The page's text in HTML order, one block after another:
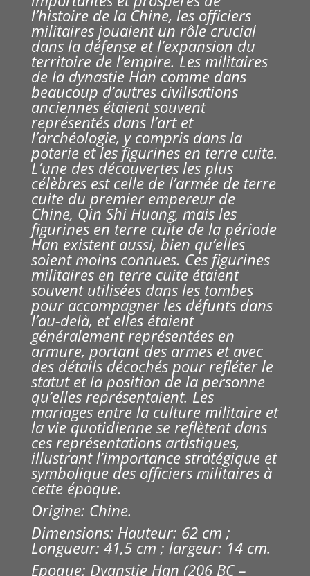
l’histoire de la Chine, les officiers
militaires jouaient un rôle crucial
dans la défense et l’expansion du
territoire de l’empire.Les militaires
de la dynastie Han comme dans
beaucoup d’autres civilisations
anciennes étaient souvent
représentés dans l’art et
l’archéologie, y compris dans la
poterie et les figurines en terre cuite.
L’une des découvertes les plus
célèbres est celle de l’armée de terre
cuite du premier empereur de
Chine, Qin Shi Huang, mais les
figurines en terre cuite de la période
Han existent aussi, bien qu’elles
soient moins connues. Ces figurines
militaires en terre cuite étaient
souvent utilisées dans les tombes
pour accompagner les défunts dans
l’au-delà, et elles étaient
généralement représentées en
armure, portant des armes et avec
des détails décochés pour refléter le
statut et la position de la personne
qu’elles représentaient. Les
mariages entre la culture militaire et
la vie quotidienne se reflètent dans
ces représentations artistiques,
illustrant l’importance stratégique et
symbolique des officiers militaires à
cette époque.
Origine: Chine.
Dimensions: Hauteur: 62 cm ;
Longueur: 41,5 cm ; largeur: 14 cm.
Epoque: Dyanstie Han (206 BC –